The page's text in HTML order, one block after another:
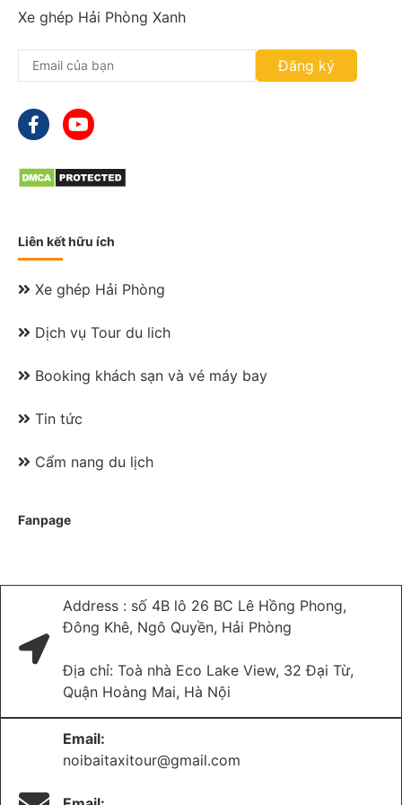
s
h
M
M
l
a
h
Y
Y
Xe ghép Hải Phòng Xanh
Đăng ký
Liên kết hữu ích
Xe ghép Hải Phòng
Dịch vụ Tour du lich
Booking khách sạn và vé máy bay
Tin tức
Cẩm nang du lịch
Fanpage
Address : số 4B lô 26 BC Lê Hồng Phong,
Đông Khê, Ngô Quyền, Hải Phòng
Địa chỉ: Toà nhà Eco Lake View, 32 Đại Từ,
Quận Hoàng Mai, Hà Nội
Email:
noibaitaxitour@gmail.com